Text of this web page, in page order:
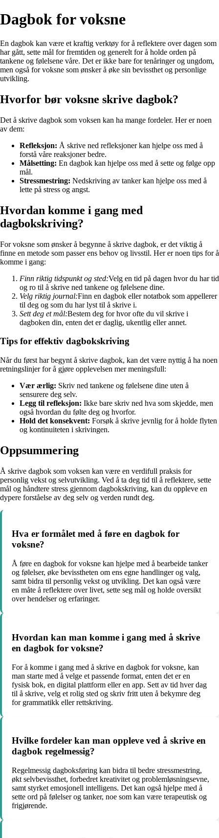
Dagbok for voksne
En dagbok kan være et kraftig verktøy for å reflektere over dagen som
har gått, sette mål for fremtiden og generelt for å holde orden på
tankene og følelsene våre. Det er ikke bare for tenåringer og ungdom,
men også for voksne som ønsker å øke sin bevissthet og personlige
utvikling.
Hvorfor bør voksne skrive dagbok?
Det å skrive dagbok som voksen kan ha mange fordeler. Her er noen
av dem:
Refleksjon: Å skrive ned refleksjoner kan hjelpe oss med å
forstå våre reaksjoner bedre.
Målsetting: En dagbok kan hjelpe oss med å sette og følge opp
mål.
Stressmestring: Nedskriving av tanker kan hjelpe oss med å
lette på stress og angst.
Hvordan komme i gang med
dagbokskriving?
For voksne som ønsker å begynne å skrive dagbok, er det viktig å
finne en metode som passer ens behov og livsstil. Her er noen tips for å
komme i gang:
Finn riktig tidspunkt og sted:Velg en tid på dagen hvor du har tid
og ro til å skrive ned tankene og følelsene dine.
Velg riktig journal:Finn en dagbok eller notatbok som appellerer
til deg og som du har lyst til å skrive i.
Sett deg et mål:Bestem deg for hvor ofte du vil skrive i
dagboken din, enten det er daglig, ukentlig eller annet.
Tips for effektiv dagbokskriving
Når du først har begynt å skrive dagbok, kan det være nyttig å ha noen
retningslinjer for å gjøre opplevelsen mer meningsfull:
Vær ærlig: Skriv ned tankene og følelsene dine uten å
sensurere deg selv.
Legg til refleksjon: Ikke bare skriv ned hva som skjedde, men
også hvordan du følte deg og hvorfor.
Hold det konsekvent: Forsøk å skrive jevnlig for å holde flyten
og kontinuiteten i skrivingen.
Oppsummering
Å skrive dagbok som voksen kan være en verdifull praksis for
personlig vekst og selvutvikling. Ved å ta deg tid til å reflektere, sette
mål og håndtere stress gjennom dagbokskriving, kan du oppleve en
dypere forståelse av deg selv og verden rundt deg.
Hva er formålet med å føre en dagbok for
voksne?
Å føre en dagbok for voksne kan hjelpe med å bearbeide tanker
og følelser, øke bevisstheten om ens egne handlinger og valg,
samt bidra til personlig vekst og utvikling. Det kan også være
en måte å reflektere over livet, sette seg mål og holde oversikt
over hendelser og erfaringer.
Hvordan kan man komme i gang med å skrive
en dagbok for voksne?
For å komme i gang med å skrive en dagbok for voksne, kan
man starte med å velge et passende format, enten det er en
fysisk bok, en digital plattform eller en app. Sett av tid hver dag
til å skrive, velg et rolig sted og skriv fritt uten å bekymre deg
for grammatikk eller rettskriving.
Hvilke fordeler kan man oppleve ved å skrive en
dagbok regelmessig?
Regelmessig dagboksføring kan bidra til bedre stressmestring,
økt selvbevissthet, forbedret kreativitet og problemløsningsevne,
samt styrket emosjonell intelligens. Det kan også hjelpe med å
sette ord på følelser og tanker, noe som kan være terapeutisk og
frigjørende.